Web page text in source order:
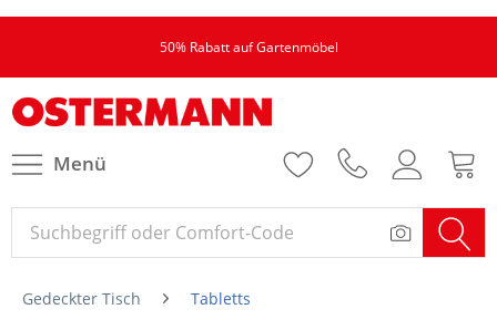
50% Rabatt auf Gartenmöbel
Menü
Gedeckter Tisch Tabletts